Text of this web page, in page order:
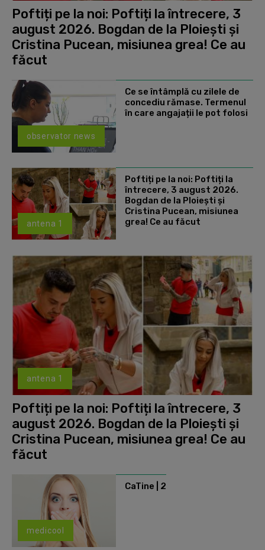
Poftiți pe la noi: Poftiți la întrecere, 3
august 2026. Bogdan de la Ploiești și
Cristina Pucean, misiunea grea! Ce au
făcut
observator news
Ce se întâmplă cu zilele de
concediu rămase. Termenul
în care angajații le pot folosi
antena 1
Poftiți pe la noi: Poftiți la
întrecere, 3 august 2026.
Bogdan de la Ploiești și
Cristina Pucean, misiunea
grea! Ce au făcut
antena 1
Poftiți pe la noi: Poftiți la întrecere, 3
august 2026. Bogdan de la Ploiești și
Cristina Pucean, misiunea grea! Ce au
făcut
medicool
CaTine | 2